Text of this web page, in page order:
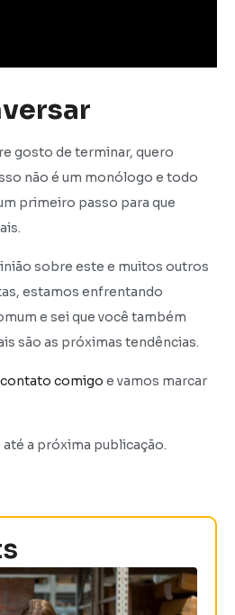
gosto de terminar, quero
não é um monólogo e todo
primeiro passo para que
sobre este e muitos outros
estamos enfrentando
e sei que você também
são as próximas tendências.
comigo e vamos marcar
a próxima publicação.